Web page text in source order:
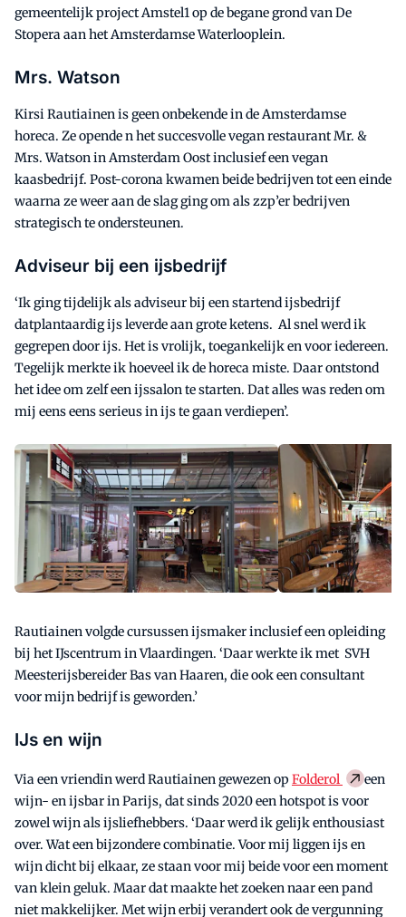
gemeentelijk project Amstel1 op de begane grond van De
Stopera aan het Amsterdamse Waterlooplein.
Mrs. Watson
Kirsi Rautiainen is geen onbekende in de Amsterdamse
horeca. Ze opende n het succesvolle vegan restaurant Mr. &
Mrs. Watson in Amsterdam Oost inclusief een vegan
kaasbedrijf. Post-corona kwamen beide bedrijven tot een einde
waarna ze weer aan de slag ging om als zzp’er bedrijven
strategisch te ondersteunen.
Adviseur bij een ijsbedrijf
‘Ik ging tijdelijk als adviseur bij een startend ijsbedrijf
datplantaardig ijs leverde aan grote ketens. Al snel werd ik
gegrepen door ijs. Het is vrolijk, toegankelijk en voor iedereen.
Tegelijk merkte ik hoeveel ik de horeca miste. Daar ontstond
het idee om zelf een ijssalon te starten. Dat alles was reden om
mij eens eens serieus in ijs te gaan verdiepen’.
Rautiainen volgde cursussen ijsmaker inclusief een opleiding
bij het IJscentrum in Vlaardingen. ‘Daar werkte ik met SVH
Meesterijsbereider Bas van Haaren, die ook een consultant
voor mijn bedrijf is geworden.’
IJs en wijn
Via een vriendin werd Rautiainen gewezen op Folderol
een
wijn- en ijsbar in Parijs, dat sinds 2020 een hotspot is voor
zowel wijn als ijsliefhebbers. ‘Daar werd ik gelijk enthousiast
over. Wat een bijzondere combinatie. Voor mij liggen ijs en
wijn dicht bij elkaar, ze staan voor mij beide voor een moment
van klein geluk. Maar dat maakte het zoeken naar een pand
niet makkelijker. Met wijn erbij verandert ook de vergunning